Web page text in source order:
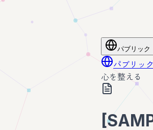
パブリック
パブリック
心を整える